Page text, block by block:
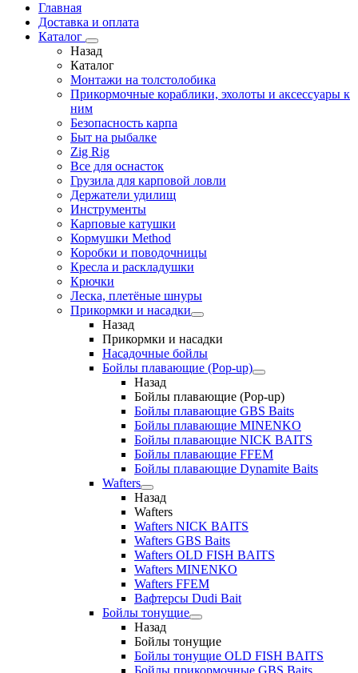
Главная
Доставка и оплата
Каталог
Назад
Каталог
Монтажи на толстолобика
Прикормочные кораблики, эхолоты и аксессуары к
ним
Безопасность карпа
Быт на рыбалке
Zig Rig
Все для оснасток
Грузила для карповой ловли
Держатели удилищ
Инструменты
Карповые катушки
Кормушки Method
Коробки и поводочницы
Кресла и раскладушки
Крючки
Леска, плетёные шнуры
Прикормки и насадки
Назад
Прикормки и насадки
Насадочные бойлы
Бойлы плавающие (Pop-up)
Назад
Бойлы плавающие (Pop-up)
Бойлы плавающие GBS Baits
Бойлы плавающие MINENKO
Бойлы плавающие NICK BAITS
Бойлы плавающие FFEM
Бойлы плавающие Dynamite Baits
Wafters
Назад
Wafters
Wafters NICK BAITS
Wafters GBS Baits
Wafters OLD FISH BAITS
Wafters MINENKO
Wafters FFEM
Вафтерсы Dudi Bait
Бойлы тонущие
Назад
Бойлы тонущие
Бойлы тонущие OLD FISH BAITS
Бойлы прикормочные GBS Baits